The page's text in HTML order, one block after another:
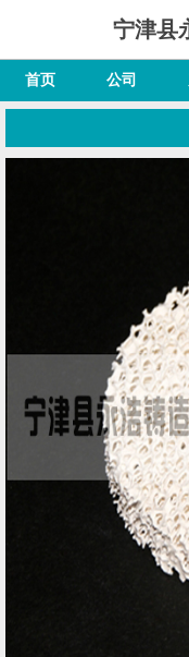
宁津县
首页 公司